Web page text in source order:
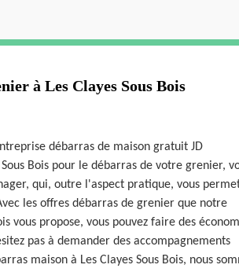
à Les Clayes Sous Bois
débarras de maison gratuit JD
Bois pour le débarras de votre grenier,
qui, outre l'aspect pratique, vous
les offres débarras de grenier que notre
vous propose, vous pouvez faire des
pas à demander des accompagnements
maison à Les Clayes Sous Bois, nous